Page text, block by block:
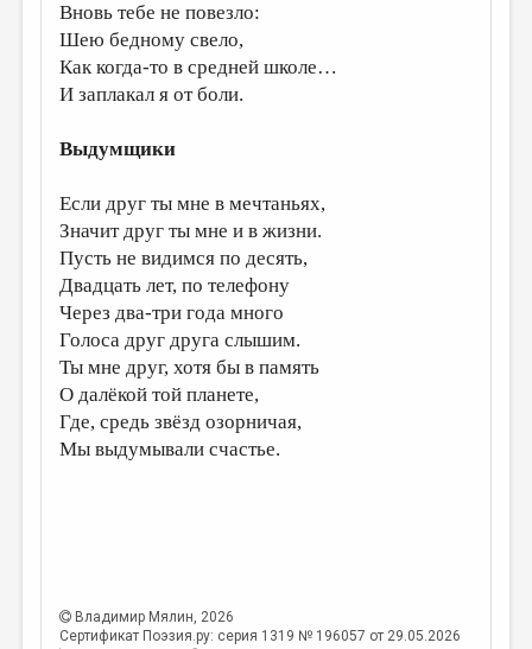
СТРАНИЦЫ ПАМЯТИ
ОБЪЯВЛЕНИЯ
РЕДКОЛЛЕГИЯ
МАЛАЯ ПРОЗА
ЭССЕИСТИКА
ЛИТЕРАТУРОВЕДЕНИЕ
КУЛЬТУРОВЕДЕНИЕ
ПУБЛИЦИСТИКА
РЕЦЕНЗИРОВАНИЕ
ВКОНТАКТЕ
Вновь тебе не повезло:
Шею бедному свело,
Как когда-то в средней школе…
И заплакал я от боли.
Выдумщики
Если друг ты мне в мечтаньях,
Значит друг ты мне и в жизни.
Пусть не видимся по десять,
Двадцать лет, по телефону
Через два-три года много
Голоса друг друга слышим.
Ты мне друг, хотя бы в память
О далёкой той планете,
Где, средь звёзд озорничая,
Мы выдумывали счастье.
Владимир Мялин, 2026
Сертификат Поэзия.ру: серия 1319 № 196057 от 29.05.2026